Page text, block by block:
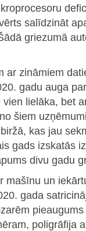
salīdzināt
griezumā
ar zināmiem
gadu auga
lielāka, bet
šiem
kas jau
gads izskatās
divu gadu
mašīnu un
gada
poligrāfija